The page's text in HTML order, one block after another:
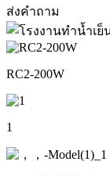
ส่งคำถาม
RC2-200W
1